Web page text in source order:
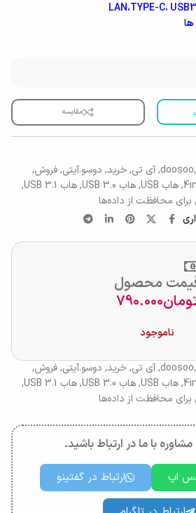
ها
مقایسه
doosoo,
,آی تی,خرید, دوسو.آیتی,فروش,
,هاب USB ,هاب USB 3.0 ,هاب USB 3.1
,
محصول
790.000
ناموجود
doosoo,
,آی تی,خرید, دوسو.آیتی,فروش,
,هاب USB ,هاب USB 3.0 ,هاب USB 3.1
,
با ما در ارتباط باشید.
اپ ارتباط در گفتینو